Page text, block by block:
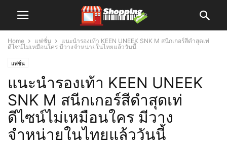
Home แฟชั่น
แนะนำรองเท้า KEEN UNEEK SNK M สนีกเกอร์สีดำสุดเท่
ดีไซน์ไม่เหมือนใคร มีวางจำหน่ายในไทยแล้ววันนี้
แฟชั่น
แนะนำรองเท้า KEEN UNEEK
SNK M สนีกเกอร์สีดำสุดเท่
ดีไซน์ไม่เหมือนใคร มีวาง
จำหน่ายในไทยแล้ววันนี้